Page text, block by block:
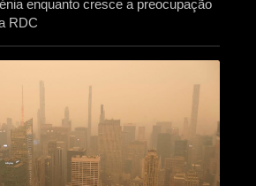
enquanto cresce a preocupação
RDC